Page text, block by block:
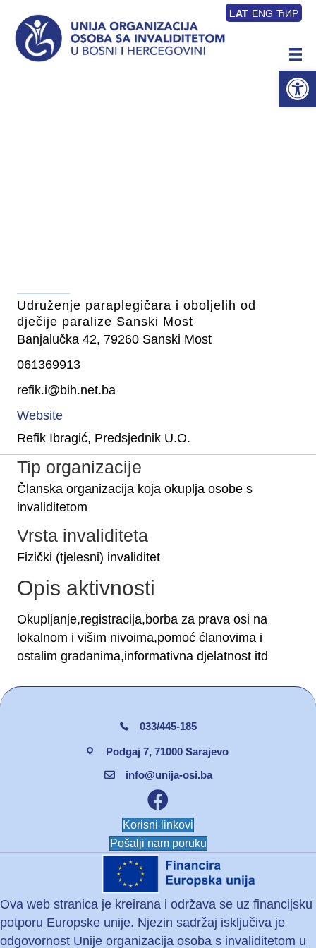
LAT ENG ЋИР
Udruženje paraplegičara i oboljelih od
dječije paralize Sanski Most
Banjalučka 42, 79260 Sanski Most
061369913
refik.i@bih.net.ba
Website
Refik Ibragić, Predsjednik U.O.
Tip organizacije
Članska organizacija koja okuplja osobe s
invaliditetom
Vrsta invaliditeta
Fizički (tjelesni) invaliditet
Opis aktivnosti
Okupljanje,registracija,borba za prava osi na
lokalnom i višim nivoima,pomoć ćlanovima i
ostalim građanima,informativna djelatnost itd
033/445-185
Podgaj 7, 71000 Sarajevo
info@unija-osi.ba
Facebook unija osi
Korisni linkovi
Pošalji nam poruku
Ova web stranica je kreirana i održava se uz financijsku
potporu Europske unije. Njezin sadržaj isključiva je
odgovornost Unije organizacija osoba s invaliditetom u